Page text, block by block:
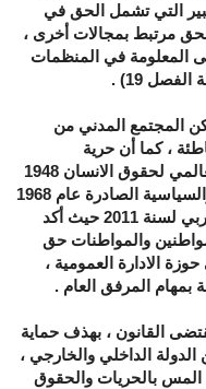
التي تشمل الحق في
مرتبط بمجالات أخرى ،
المعلومة في المنظمات
19) .
المجتمع المدني من
، كما أن حرية
المعلومات منصوص عليها في الاعلان العالمي لحقوق الانسان 1948
والعهد الدولي الخاص بالحقوق المدنية والسياسية الصادرة عام 1968
، وتم دسترة هذا الحق في الدستور المغربي لسنة 2011 حيث أكد
والمواطنات حق
الادارة العمومية ،
بمهام المرفق العام .
القانون ، بهذف حماية
الداخلي والخارجي ،
المس بالحريات والحقوق